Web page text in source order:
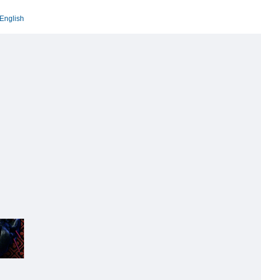
English